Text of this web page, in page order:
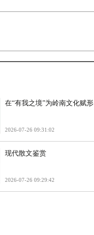
在“有我之境”为岭南文化赋形
2026-07-26 09:31:02
现代散文鉴赏
2026-07-26 09:29:42